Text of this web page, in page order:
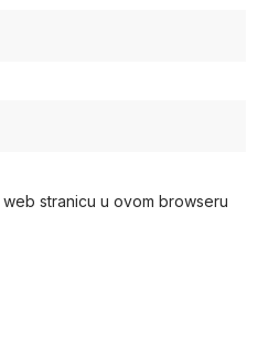
stranicu u ovom browseru